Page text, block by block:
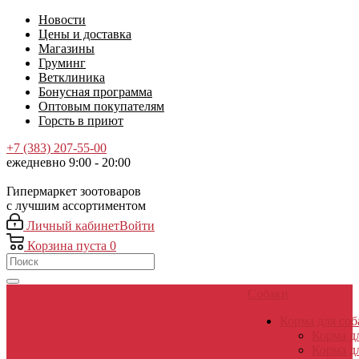
Новости
Цены и доставка
Магазины
Груминг
Ветклиника
Бонусная программа
Оптовым покупателям
Горсть в приют
+7 (383) 207-55-00
ежедневно 9:00 - 20:00
Гипермаркет зоотоваров
с лучшим ассортиментом
Личный кабинетВойти
Корзина пуста 0
Корма для
Корма
Корма